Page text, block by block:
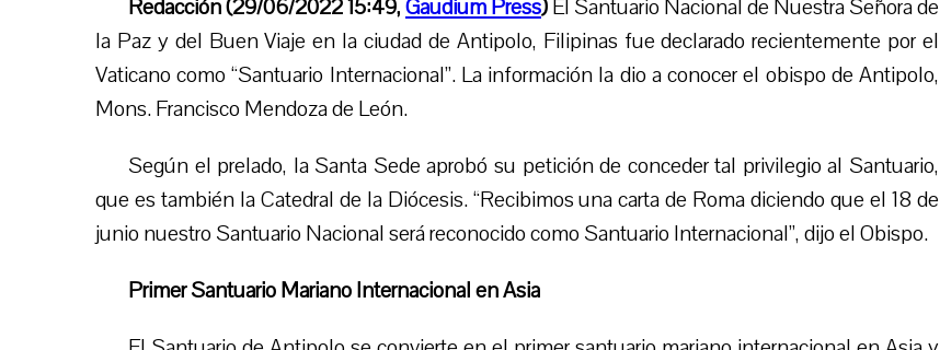
Redacción (29/06/2022 15:49,Gaudium Press)El Santuario Nacional de Nuestra Señora de
la Paz y del Buen Viaje en la ciudad de Antipolo, Filipinas fue declarado recientemente por el
Vaticano como “Santuario Internacional”. La información la dio a conocer el obispo de Antipolo,
Mons.Francisco Mendozade León.
Según el prelado, la Santa Sede aprobó su petición de conceder tal privilegio al Santuario,
que es también la Catedral de la Diócesis. “Recibimos una carta de Roma diciendo que el 18 de
junio nuestro Santuario Nacional será reconocido como Santuario Internacional”, dijo elObispo.
Primer Santuario Mariano Internacional en Asia